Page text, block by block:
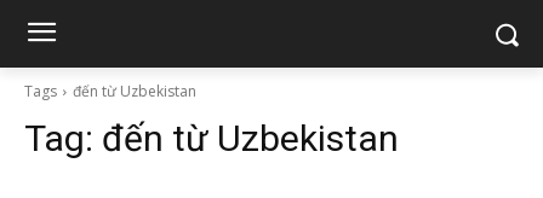
Tags đến từ Uzbekistan
Tag: đến từ Uzbekistan